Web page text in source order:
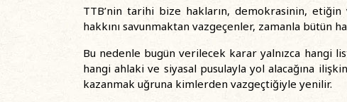
TTB’nin tarihi bize hakların, demokrasinin,
hakkını savunmaktan vazgeçenler, zamanla bütün
Bu nedenle bugün verilecek karar yalnızca hangi
hangi ahlaki ve siyasal pusulayla yol alacağına
kazanmak uğruna kimlerden vazgeçtiğiyle yenilir.